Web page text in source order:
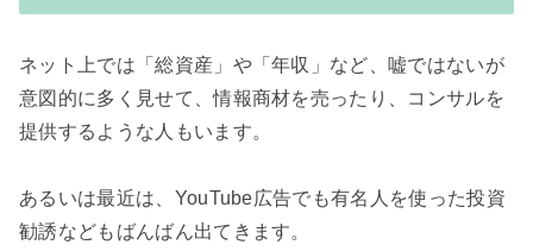
ネット上では「総資産」や「年収」など、嘘ではないが
意図的に多く見せて、情報商材を売ったり、コンサルを
提供するような人もいます。
あるいは最近は、YouTube広告でも有名人を使った投資
勧誘などもばんばん出てきます。